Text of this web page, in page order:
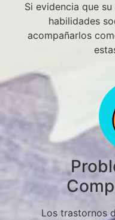
Si evidencia que
habilidades
acompañarlos
Los trastornos